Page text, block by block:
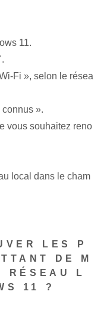
11.
Fi », selon le résea
».
vous souhaitez reno
local dans le cham
LES P
DE M
RÉSEAU L
11 ?